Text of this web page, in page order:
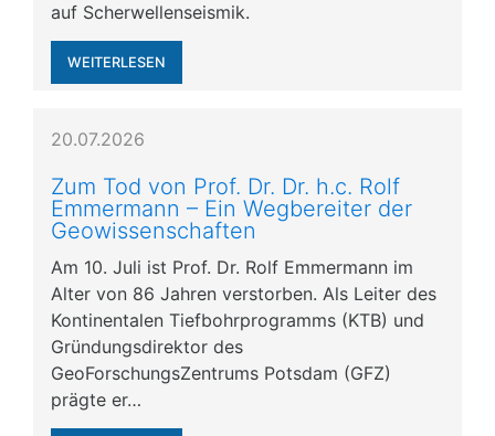
auf Scherwellenseismik.
WEITERLESEN
20.07.2026
Zum Tod von Prof. Dr. Dr. h.c. Rolf
Emmermann – Ein Wegbereiter der
Geowissenschaften
Am 10. Juli ist Prof. Dr. Rolf Emmermann im
Alter von 86 Jahren verstorben. Als Leiter des
Kontinentalen Tiefbohrprogramms (KTB) und
Gründungsdirektor des
GeoForschungsZentrums Potsdam (GFZ)
prägte er…